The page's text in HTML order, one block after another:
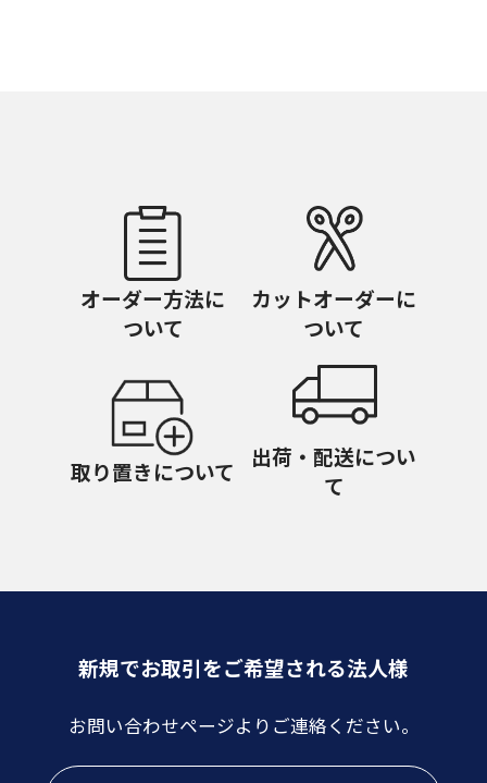
オーダー方法に
ついて
カットオーダーに
ついて
取り置きについて
出荷・配送につい
て
新規でお取引をご希望される法人様
お問い合わせページよりご連絡ください。